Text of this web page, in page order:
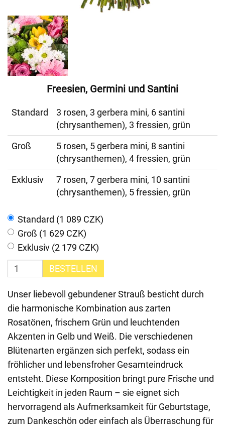
Freesien, Germini und Santini
Standard
3 rosen, 3 gerbera mini, 6 santini
(chrysanthemen), 3 fressien, grün
Groß
5 rosen, 5 gerbera mini, 8 santini
(chrysanthemen), 4 fressien, grün
Exklusiv
7 rosen, 7 gerbera mini, 10 santini
(chrysanthemen), 5 fressien, grün
Standard (1 089 CZK)
Groß (1 629 CZK)
Exklusiv (2 179 CZK)
BESTELLEN
Unser liebevoll gebundener Strauß besticht durch
die harmonische Kombination aus zarten
Rosatönen, frischem Grün und leuchtenden
Akzenten in Gelb und Weiß. Die verschiedenen
Blütenarten ergänzen sich perfekt, sodass ein
fröhlicher und lebensfroher Gesamteindruck
entsteht. Diese Komposition bringt pure Frische und
Leichtigkeit in jeden Raum – sie eignet sich
hervorragend als Aufmerksamkeit für Geburtstage,
zum Dankeschön oder einfach als Überraschung für